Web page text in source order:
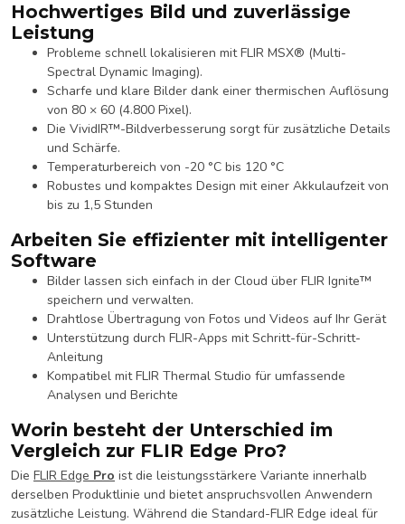
Hochwertiges Bild und zuverlässige
Leistung
Probleme schnell lokalisieren mit FLIR MSX® (Multi-
Spectral Dynamic Imaging).
Scharfe und klare Bilder dank einer thermischen Auflösung
von 80 × 60 (4.800 Pixel).
Die VividIR™-Bildverbesserung sorgt für zusätzliche Details
und Schärfe.
Temperaturbereich von -20 °C bis 120 °C
Robustes und kompaktes Design mit einer Akkulaufzeit von
bis zu 1,5 Stunden
Arbeiten Sie effizienter mit intelligenter
Software
Bilder lassen sich einfach in der Cloud über FLIR Ignite™
speichern und verwalten.
Drahtlose Übertragung von Fotos und Videos auf Ihr Gerät
Unterstützung durch FLIR-Apps mit Schritt-für-Schritt-
Anleitung
Kompatibel mit FLIR Thermal Studio für umfassende
Analysen und Berichte
Worin besteht der Unterschied im
Vergleich zur FLIR Edge Pro?
Die FLIR Edge Pro ist die leistungsstärkere Variante innerhalb
derselben Produktlinie und bietet anspruchsvollen Anwendern
zusätzliche Leistung. Während die Standard-FLIR Edge ideal für